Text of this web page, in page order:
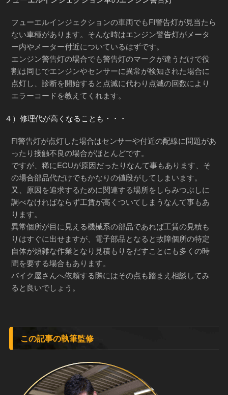
フューエルインジェクションの車両でもFI警告灯が見当たら
ない車種があります。そんな時はエンジン警告灯がメータ
ー内やメーター付近についているはずです。
エンジン警告灯の場合でも警告灯のマークが違うだけで役
割は同じでエンジンやセンサーに異常が検知された場合に
点灯し、診断を開始すると点滅に代わり点滅の回数により
エラーコードを教えてくれます。
４）修理代が高くなることも・・・
FI警告灯が点灯した場合はセンサーや付近の配線に問題があ
ったり接触不良の場合がほとんどです。
ですが、稀にECUが原因だったりなんて事もあります、そ
の場合部品代だけでもかなりの値段がしてしまいます。
又、原因を追求するために関連する場所をしらみつぶしに
調べなければならず工賃が高くついてしまうなんて事もあ
ります。
異常個所が目に見える機械系の部品であれば工賃の見積も
りはすぐに出せますが、電子部品となると故障個所の特定
自体が煩雑な作業となり見積もりをだすことにも多くの時
間を要する場合もあります。
バイク屋さんへ依頼する際にはその点も踏まえ相談してみ
ると良いでしょう。
この記事の執筆監修